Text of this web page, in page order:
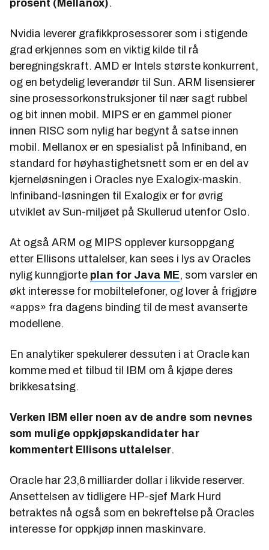
prosent (Mellanox).
Nvidia leverer grafikkprosessorer som i stigende
grad erkjennes som en viktig kilde til rå
beregningskraft. AMD er Intels største konkurrent,
og en betydelig leverandør til Sun. ARM lisensierer
sine prosessorkonstruksjoner til nær sagt rubbel
og bit innen mobil. MIPS er en gammel pioner
innen RISC som nylig har begynt å satse innen
mobil. Mellanox er en spesialist på Infiniband, en
standard for høyhastighetsnett som er en del av
kjerneløsningen i Oracles nye Exalogix-maskin.
Infiniband-løsningen til Exalogix er for øvrig
utviklet av Sun-miljøet på Skullerud utenfor Oslo.
At også ARM og MIPS opplever kursoppgang
etter Ellisons uttalelser, kan sees i lys av Oracles
nylig kunngjorte plan for Java ME, som varsler en
økt interesse for mobiltelefoner, og lover å frigjøre
«apps» fra dagens binding til de mest avanserte
modellene.
En analytiker spekulerer dessuten i at Oracle kan
komme med et tilbud til IBM om å kjøpe deres
brikkesatsing.
Verken IBM eller noen av de andre som nevnes
som mulige oppkjøpskandidater har
kommentert Ellisons uttalelser.
Oracle har 23,6 milliarder dollar i likvide reserver.
Ansettelsen av tidligere HP-sjef Mark Hurd
betraktes nå også som en bekreftelse på Oracles
interesse for oppkjøp innen maskinvare.